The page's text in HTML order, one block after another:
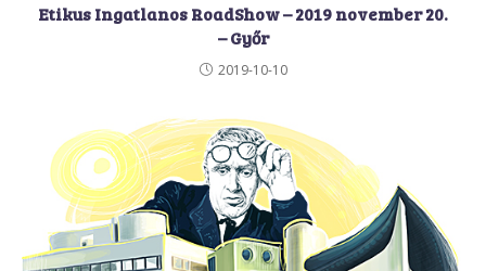
Etikus Ingatlanos RoadShow – 2019 november 20.
– Győr
2019-10-10